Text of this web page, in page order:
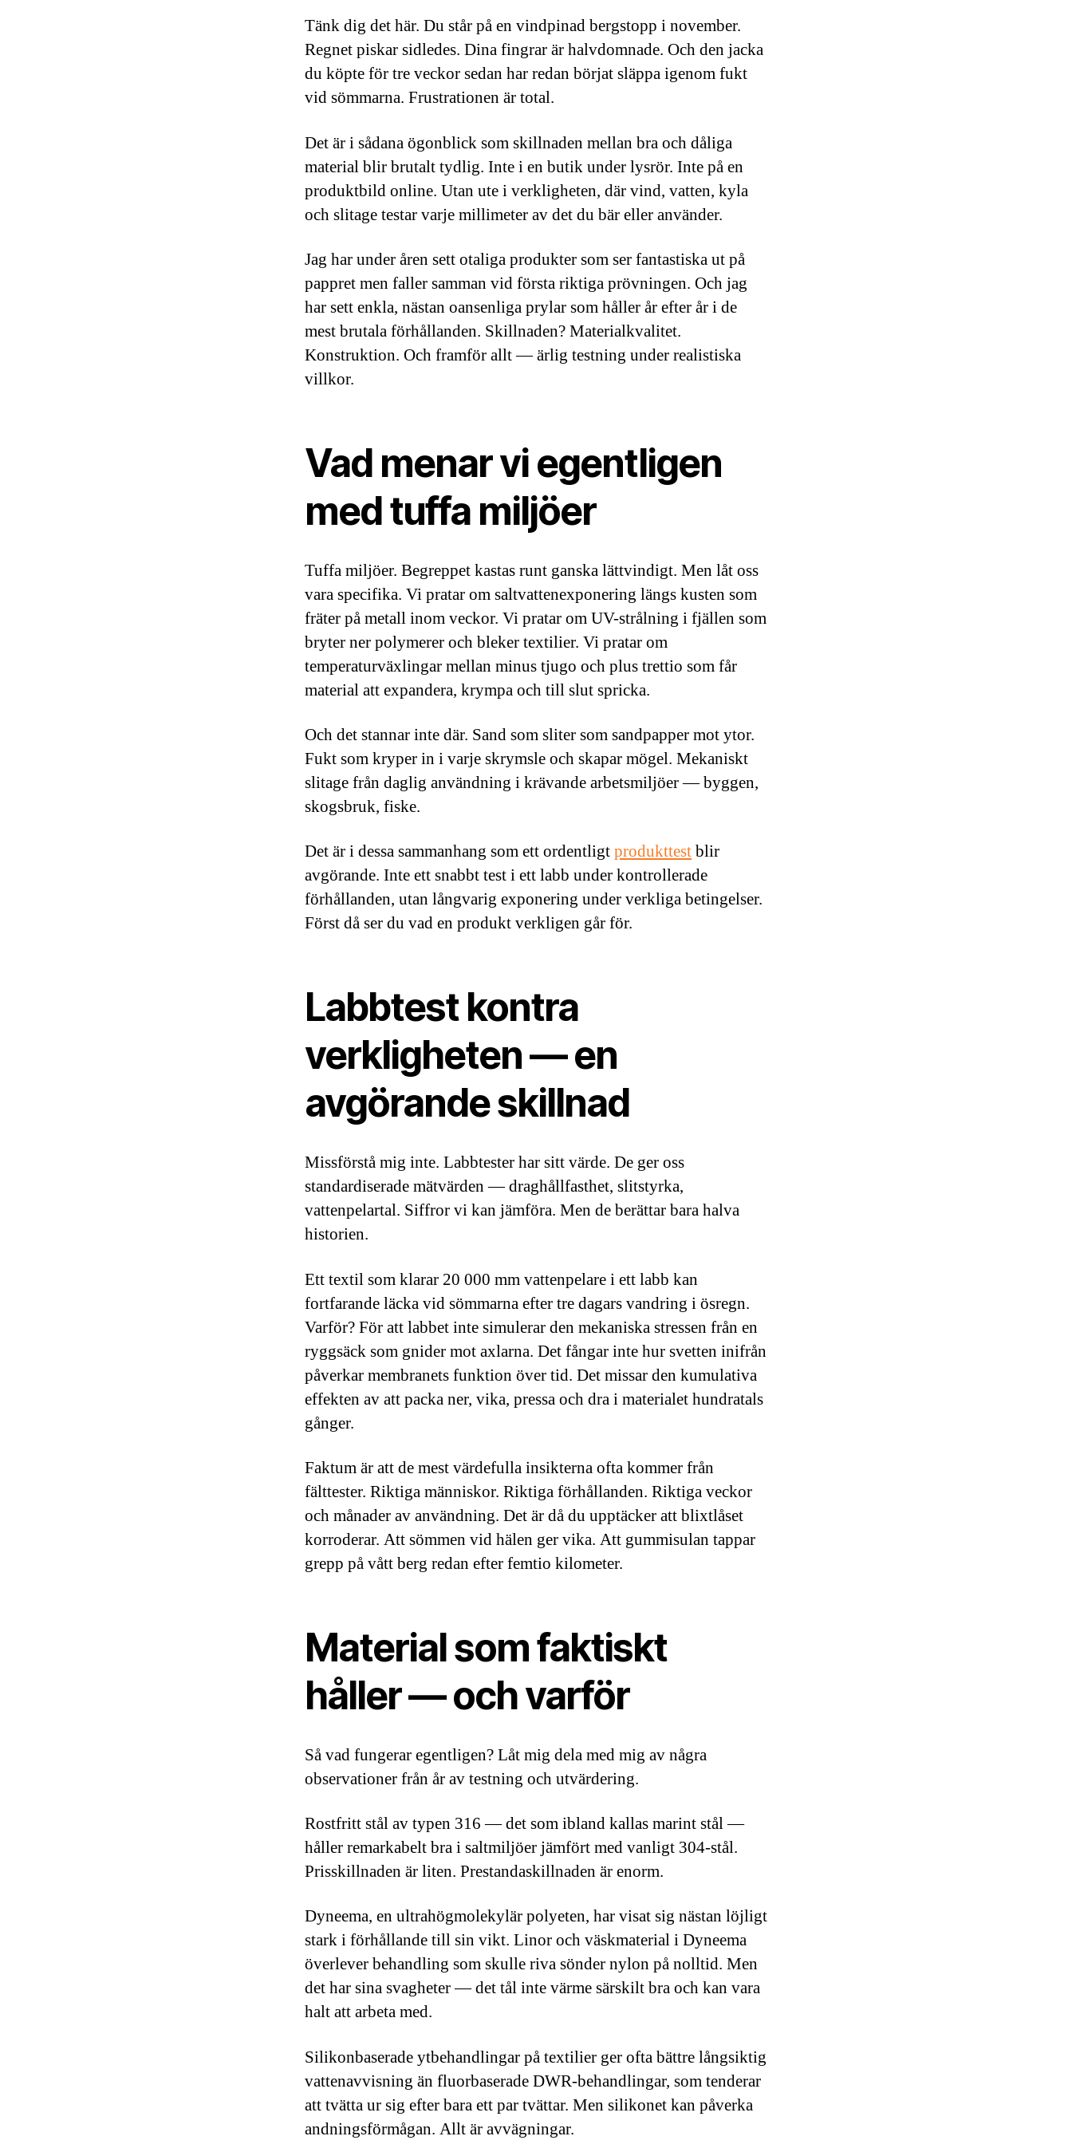
Tänk dig det här. Du står på en vindpinad bergstopp i november.
Regnet piskar sidledes. Dina fingrar är halvdomnade. Och den jacka
du köpte för tre veckor sedan har redan börjat släppa igenom fukt
vid sömmarna. Frustrationen är total.
Det är i sådana ögonblick som skillnaden mellan bra och dåliga
material blir brutalt tydlig. Inte i en butik under lysrör. Inte på en
produktbild online. Utan ute i verkligheten, där vind, vatten, kyla
och slitage testar varje millimeter av det du bär eller använder.
Jag har under åren sett otaliga produkter som ser fantastiska ut på
pappret men faller samman vid första riktiga prövningen. Och jag
har sett enkla, nästan oansenliga prylar som håller år efter år i de
mest brutala förhållanden. Skillnaden? Materialkvalitet.
Konstruktion. Och framför allt — ärlig testning under realistiska
villkor.
Vad menar vi egentligen
med tuffa miljöer
Tuffa miljöer. Begreppet kastas runt ganska lättvindigt. Men låt oss
vara specifika. Vi pratar om saltvattenexponering längs kusten som
fräter på metall inom veckor. Vi pratar om UV-strålning i fjällen som
bryter ner polymerer och bleker textilier. Vi pratar om
temperaturväxlingar mellan minus tjugo och plus trettio som får
material att expandera, krympa och till slut spricka.
Och det stannar inte där. Sand som sliter som sandpapper mot ytor.
Fukt som kryper in i varje skrymsle och skapar mögel. Mekaniskt
slitage från daglig användning i krävande arbetsmiljöer — byggen,
skogsbruk, fiske.
Det är i dessa sammanhang som ett ordentligtprodukttestblir
avgörande. Inte ett snabbt test i ett labb under kontrollerade
förhållanden, utan långvarig exponering under verkliga betingelser.
Först då ser du vad en produkt verkligen går för.
Labbtest kontra
verkligheten — en
avgörande skillnad
Missförstå mig inte. Labbtester har sitt värde. De ger oss
standardiserade mätvärden — draghållfasthet, slitstyrka,
vattenpelartal. Siffror vi kan jämföra. Men de berättar bara halva
historien.
Ett textil som klarar 20 000 mm vattenpelare i ett labb kan
fortfarande läcka vid sömmarna efter tre dagars vandring i ösregn.
Varför? För att labbet inte simulerar den mekaniska stressen från en
ryggsäck som gnider mot axlarna. Det fångar inte hur svetten inifrån
påverkar membranets funktion över tid. Det missar den kumulativa
effekten av att packa ner, vika, pressa och dra i materialet hundratals
gånger.
Faktum är att de mest värdefulla insikterna ofta kommer från
fälttester. Riktiga människor. Riktiga förhållanden. Riktiga veckor
och månader av användning. Det är då du upptäcker att blixtlåset
korroderar. Att sömmen vid hälen ger vika. Att gummisulan tappar
grepp på vått berg redan efter femtio kilometer.
Material som faktiskt
håller — och varför
Så vad fungerar egentligen? Låt mig dela med mig av några
observationer från år av testning och utvärdering.
Rostfritt stål av typen 316 — det som ibland kallas marint stål —
håller remarkabelt bra i saltmiljöer jämfört med vanligt 304-stål.
Prisskillnaden är liten. Prestandaskillnaden är enorm.
Dyneema, en ultrahögmolekylär polyeten, har visat sig nästan löjligt
stark i förhållande till sin vikt. Linor och väskmaterial i Dyneema
överlever behandling som skulle riva sönder nylon på nolltid. Men
det har sina svagheter — det tål inte värme särskilt bra och kan vara
halt att arbeta med.
Silikonbaserade ytbehandlingar på textilier ger ofta bättre långsiktig
vattenavvisning än fluorbaserade DWR-behandlingar, som tenderar
att tvätta ur sig efter bara ett par tvättar. Men silikonet kan påverka
andningsförmågan. Allt är avvägningar.